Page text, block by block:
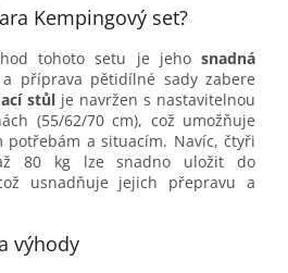
Kempingový set?
tohoto setu je jeho snadná
příprava pětidílné sady zabere
stůl je navržen s nastavitelnou
(55/62/70 cm), což umožňuje
a situacím. Navíc, čtyři
80 kg lze snadno uložit do
usnadňuje jejich přepravu a
výhody